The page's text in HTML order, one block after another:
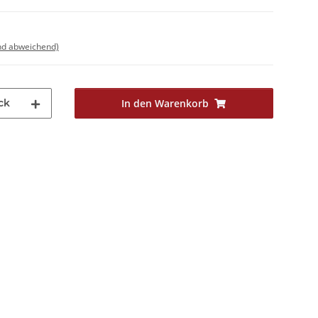
abweichend)
In den Warenkorb